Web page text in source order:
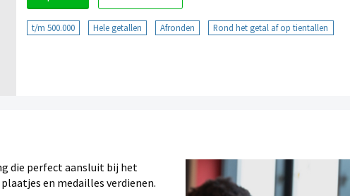
t/m 500.000 Hele getallen Afronden Rond het getal af op tientallen
die perfect aansluit bij het
en medailles verdienen.